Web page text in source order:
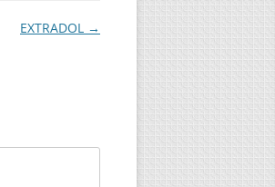
EXTRADOL →